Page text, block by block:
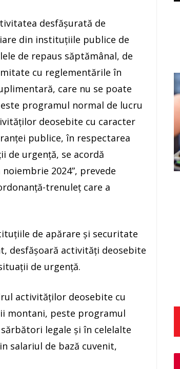
desfăşurată de
din instituţiile publice de
de repaus săptămânal, de
cu reglementările în
care nu se poate
programul normal de lucru
deosebite cu caracter
publice, în respectarea
de urgenţă, se acordă
2024”, prevede
trenuleţ care a
de apărare şi securitate
desfăşoară activităţi deosebite
de urgenţă.
activităţilor deosebite cu
montani, peste programul
legale şi în celelalte
salariul de bază cuvenit,